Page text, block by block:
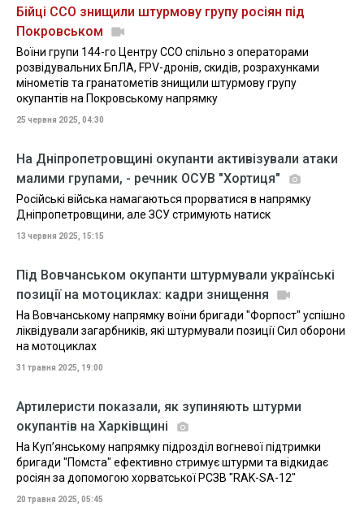
Бійці ССО знищили штурмову групу росіян під
Покровськом
Воїни групи 144-го Центру ССО спільно з операторами
розвідувальних БпЛА, FPV-дронів, скидів, розрахунками
мінометів та гранатометів знищили штурмову групу
окупантів на Покровському напрямку
25 червня 2025, 04:30
На Дніпропетровщині окупанти активізували атаки
малими групами, - речник ОСУВ "Хортиця"
Російські війська намагаються прорватися в напрямку
Дніпропетровщини, але ЗСУ стримують натиск
13 червня 2025, 15:15
Під Вовчанськом окупанти штурмували українські
позиції на мотоциклах: кадри знищення
На Вовчанському напрямку воїни бригади "Форпост" успішно
ліквідували загарбників, які штурмували позиції Сил оборони
на мотоциклах
31 травня 2025, 19:00
Артилеристи показали, як зупиняють штурми
окупантів на Харківщині
На Куп’янському напрямку підрозділ вогневої підтримки
бригади "Помста" ефективно стримує штурми та відкидає
росіян за допомогою хорватської РСЗВ "RAK-SA-12"
20 травня 2025, 05:45